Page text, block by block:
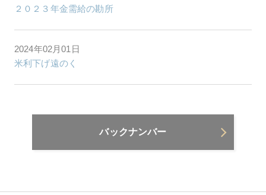
２０２３年金需給の勘所
2024年02月01日
米利下げ遠のく
バックナンバー